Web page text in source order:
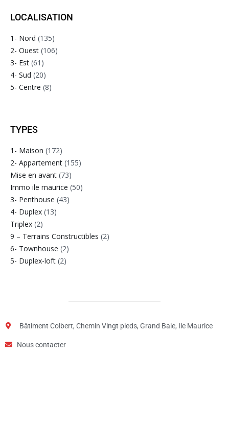
LOCALISATION
1- Nord (135)
2- Ouest (106)
3- Est (61)
4- Sud (20)
5- Centre (8)
TYPES
1- Maison (172)
2- Appartement (155)
Mise en avant (73)
Immo ile maurice (50)
3- Penthouse (43)
4- Duplex (13)
Triplex (2)
9 – Terrains Constructibles (2)
6- Townhouse (2)
5- Duplex-loft (2)
Bâtiment Colbert, Chemin Vingt pieds, Grand Baie, Ile Maurice
Nous contacter